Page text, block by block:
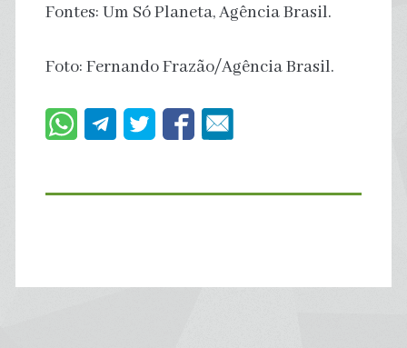
Fontes: Um Só Planeta, Agência Brasil.
Foto: Fernando Frazão/Agência Brasil.